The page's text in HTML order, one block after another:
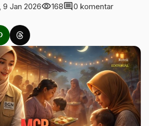
9 Jan 2026visibility168comment0 komentar